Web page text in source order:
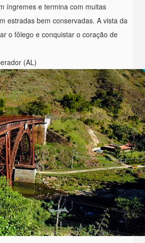
íngremes e termina com muitas
estradas bem conservadas. A vista da
o fôlego e conquistar o coração de
(AL)